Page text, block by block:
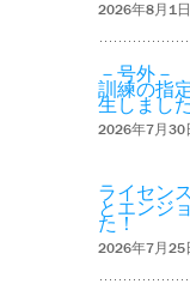
2026年8月1
－号外－
訓練の指
生しまし
2026年7月30
ライセン
とエンジ
た！
2026年7月25